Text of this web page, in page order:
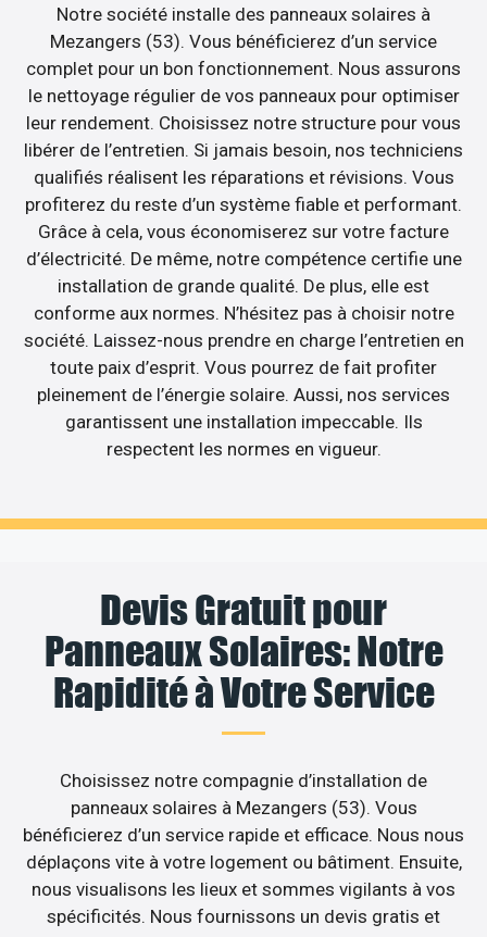
Notre société installe des panneaux solaires à
Mezangers (53). Vous bénéficierez d’un service
complet pour un bon fonctionnement. Nous assurons
le nettoyage régulier de vos panneaux pour optimiser
leur rendement. Choisissez notre structure pour vous
libérer de l’entretien. Si jamais besoin, nos techniciens
qualifiés réalisent les réparations et révisions. Vous
profiterez du reste d’un système fiable et performant.
Grâce à cela, vous économiserez sur votre facture
d’électricité. De même, notre compétence certifie une
installation de grande qualité. De plus, elle est
conforme aux normes. N’hésitez pas à choisir notre
société. Laissez-nous prendre en charge l’entretien en
toute paix d’esprit. Vous pourrez de fait profiter
pleinement de l’énergie solaire. Aussi, nos services
garantissent une installation impeccable. Ils
respectent les normes en vigueur.
Devis Gratuit pour
Panneaux Solaires: Notre
Rapidité à Votre Service
Choisissez notre compagnie d’installation de
panneaux solaires à Mezangers (53). Vous
bénéficierez d’un service rapide et efficace. Nous nous
déplaçons vite à votre logement ou bâtiment. Ensuite,
nous visualisons les lieux et sommes vigilants à vos
spécificités. Nous fournissons un devis gratis et